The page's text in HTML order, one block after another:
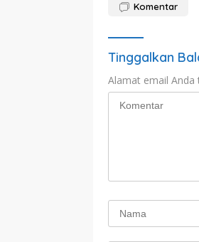
Komentar
Tinggalkan
Alamat email Anda